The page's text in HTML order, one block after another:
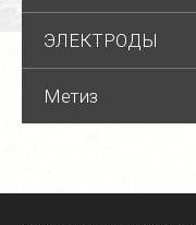
ЭЛЕКТРОДЫ
Метиз